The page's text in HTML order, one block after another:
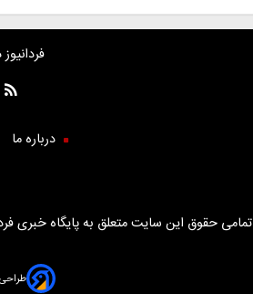
درباره ما
تمامی حقوق این سایت متعلق به پایگاه خبری